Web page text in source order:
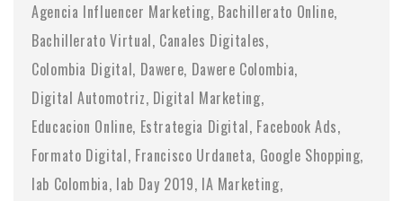
Agencia Influencer Marketing Bachillerato Online
Bachillerato Virtual Canales Digitales
Colombia Digital Dawere Dawere Colombia
Digital Automotriz Digital Marketing
Educacion Online Estrategia Digital Facebook Ads
Formato Digital Francisco Urdaneta Google Shopping
Iab Colombia Iab Day 2019 IA Marketing